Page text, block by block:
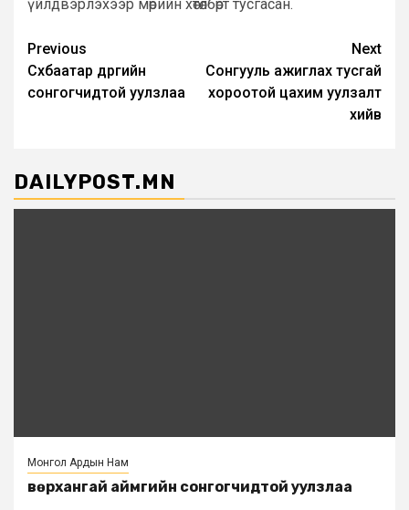
үйлдвэрлэхээр мөрийн хөтөлбөрт тусгасан.
Post
navigation
Previous
Сүхбаатар дүүргийн
сонгогчидтой уулзлаа
Next
Сонгууль ажиглах тусгай
хороотой цахим уулзалт
хийв
DAILYPOST.MN
Монгол Ардын Нам
Өвөрхангай аймгийн сонгогчидтой уулзлаа